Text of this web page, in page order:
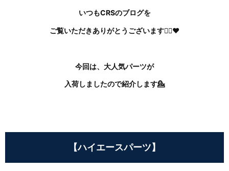
いつもCRSのブログを
ご覧いただきありがとうございます🙇‍♀️❤
今回は、大人気パーツが
入荷しましたので紹介します💁
【ハイエースパーツ】